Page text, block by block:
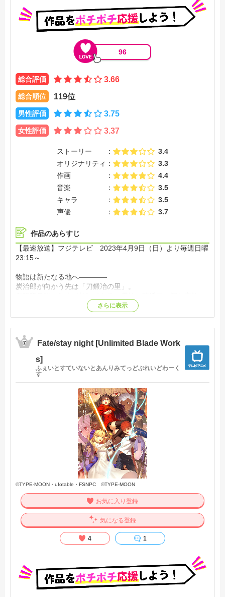
96
総合評価 3.66
総合順位 119位
男性評価 3.75
女性評価 3.37
ストーリー
3.4
オリジナリティ
3.3
作画
4.4
音楽
3.5
キャラ
3.5
声優
3.7
作品のあらすじ
【最速放送】フジテレビ 2023年4月9日（日）より毎週日曜
23:15～
物語は新たなる地へ――――
炭治郎が向かう先は「刀鍛冶の里」。
甘露寺蜜璃との再会、忍びよる鬼の影。
さらに表示
7
Fate/stay night [Unlimited Blade Work
s]
ふぇいとすていないとあんりみてっどぶれいどわーく
す
©TYPE-MOON・ufotable・FSNPC ©TYPE-MOON
お気に入り登録
気になる登録
4 1